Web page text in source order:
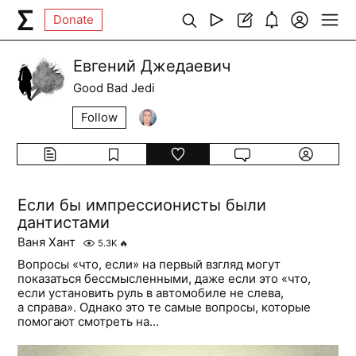
Donate
Евгений Джедаевич
Good Bad Jedi
Follow
Если бы импрессионисты были
дантистами
Ваня Хант 5.3K 🔥
Вопросы «что, если» на первый взгляд могут
показаться бессмысленными, даже если это «что,
если установить руль в автомобиле не слева,
а справа». Однако это те самые вопросы, которые
помогают смотреть на...